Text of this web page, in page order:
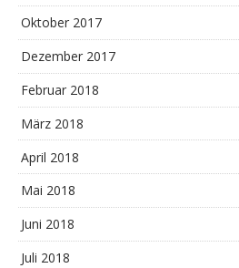
Oktober 2017
Dezember 2017
Februar 2018
März 2018
April 2018
Mai 2018
Juni 2018
Juli 2018